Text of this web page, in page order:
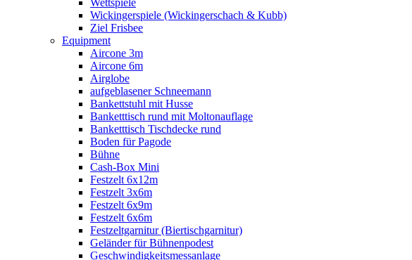
Wettspiele
Wickingerspiele (Wickingerschach & Kubb)
Ziel Frisbee
Equipment
Aircone 3m
Aircone 6m
Airglobe
aufgeblasener Schneemann
Bankettstuhl mit Husse
Banketttisch rund mit Moltonauflage
Banketttisch Tischdecke rund
Boden für Pagode
Bühne
Cash-Box Mini
Festzelt 6x12m
Festzelt 3x6m
Festzelt 6x9m
Festzelt 6x6m
Festzeltgarnitur (Biertischgarnitur)
Geländer für Bühnenpodest
Geschwindigkeitsmessanlage